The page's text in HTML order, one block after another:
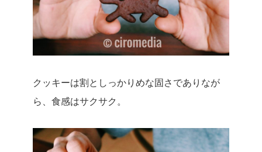
クッキーは割としっかりめな固さでありなが
ら、食感はサクサク。